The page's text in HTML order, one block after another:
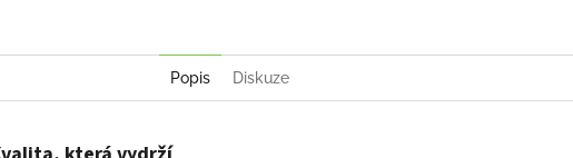
Popis Diskuze